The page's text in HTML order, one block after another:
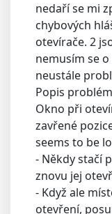
nedaří se mi
chybových
otevírače. 2
nemusím se
neustále
Popis
Okno při
zavřené
seems to be
- Někdy stačí
znovu jej
- Když ale
otevření,